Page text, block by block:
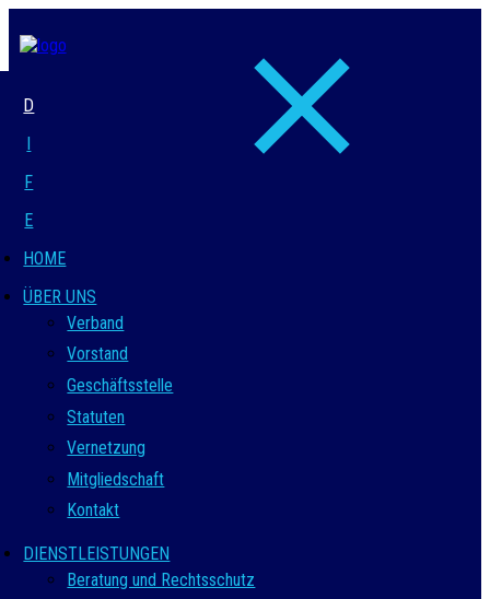
HOME
ÜBER UNS
Verband
Vorstand
Geschäftsstelle
Statuten
Vernetzung
Mitgliedschaft
Kontakt
DIENSTLEISTUNGEN
Beratung und Rechtsschutz
D
I
F
E